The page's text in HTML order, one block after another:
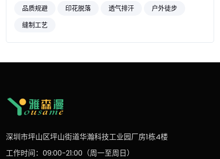
品质规避
印花脱落 透气排汗
户外徒步
缝制工艺
深圳市坪山区坪山街道华瀚科技工业园厂房1栋4楼
工作时间：09:00-21:00（周一至周日）